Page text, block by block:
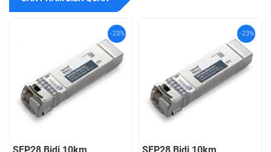
-23%
SFP28 Bidi 10km
-23%
SFP28 Bidi 10km